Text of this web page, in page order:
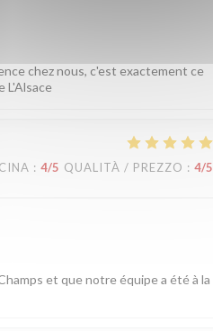
chez nous, c'est exactement ce
L'Alsace
: 4/5 QUALITÀ / PREZZO : 4/5
et que notre équipe a été à la